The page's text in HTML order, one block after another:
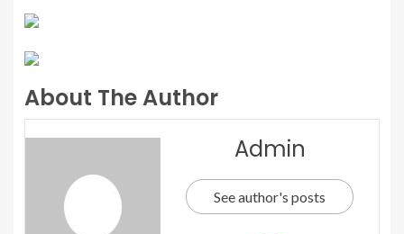
About The Author
Admin
See author's posts